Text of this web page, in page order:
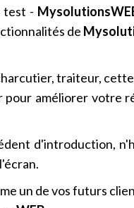
test -
de
traiteur, cette
pour améliorer votre
d'introduction,
un de vos futurs